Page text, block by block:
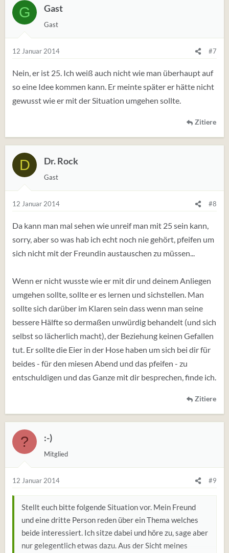
G Gast
Gast
12 Januar 2014 #7
Nein, er ist 25. Ich weiß auch nicht wie man überhaupt auf
so eine Idee kommen kann. Er meinte später er hätte nicht
gewusst wie er mit der Situation umgehen sollte.
Zitiere
D Dr. Rock
Gast
12 Januar 2014 #8
Da kann man mal sehen wie unreif man mit 25 sein kann,
sorry, aber so was hab ich echt noch nie gehört, pfeifen um
sich nicht mit der Freundin austauschen zu müssen...
Wenn er nicht wusste wie er mit dir und deinem Anliegen
umgehen sollte, sollte er es lernen und sichstellen. Man
sollte sich darüber im Klaren sein dass wenn man seine
bessere Hälfte so dermaßen unwürdig behandelt (und sich
selbst so lächerlich macht), der Beziehung keinen Gefallen
tut. Er sollte die Eier in der Hose haben um sich bei dir für
beides - für den miesen Abend und das pfeifen - zu
entschuldigen und das Ganze mit dir besprechen, finde ich.
Zitiere
? :-)
Mitglied
12 Januar 2014 #9
Stellt euch bitte folgende Situation vor. Mein Freund
und eine dritte Person reden über ein Thema welches
beide interessiert. Ich sitze dabei und höre zu, sage aber
nur gelegentlich etwas dazu. Aus der Sicht meines